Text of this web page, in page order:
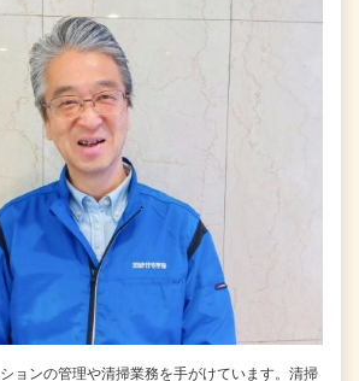
ョンの管理や清掃業務を手がけています。清掃